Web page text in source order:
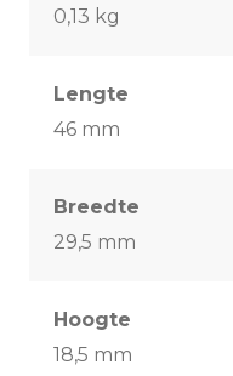
0,13 kg
Lengte
46 mm
Breedte
29,5 mm
Hoogte
18,5 mm